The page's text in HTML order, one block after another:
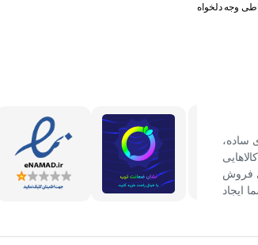
وجه دلخواه
ساده،
فروش
ایجاد